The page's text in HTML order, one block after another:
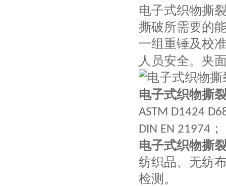
电子式织物撕
撕破所需要的
一组重锤及校
人员安全。夹
电子式织物撕
ASTM D1424
DIN EN 21974 ；
电子式织物撕
纺织品、无纺
检测。